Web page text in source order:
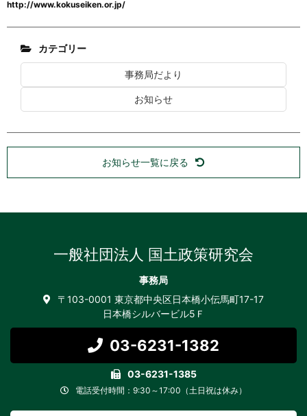
http://www.kokuseiken.or.jp/
カテゴリー
事務局だより
お知らせ
お知らせ一覧に戻る
一般社団法人 国土政策研究会
事務局
〒103-0001 東京都中央区日本橋小伝馬町17-17
日本橋シルバービル5Ｆ
03-6231-1382
03-6231-1385
電話受付時間：9:30～17:00（土日祝は休み）